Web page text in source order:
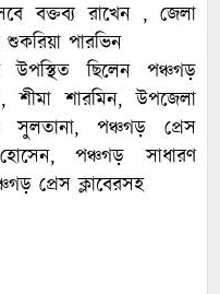
বক্তব্য রাখেন , জেলা
শুকরিয়া পারভিন
উপস্থিত ছিলেন পঞ্চগড়
শীমা শারমিন, উপজেলা
সুলতানা, পঞ্চগড় প্রেস
পঞ্চগড় সাধারণ
প্রেস ক্লাবেরসহ